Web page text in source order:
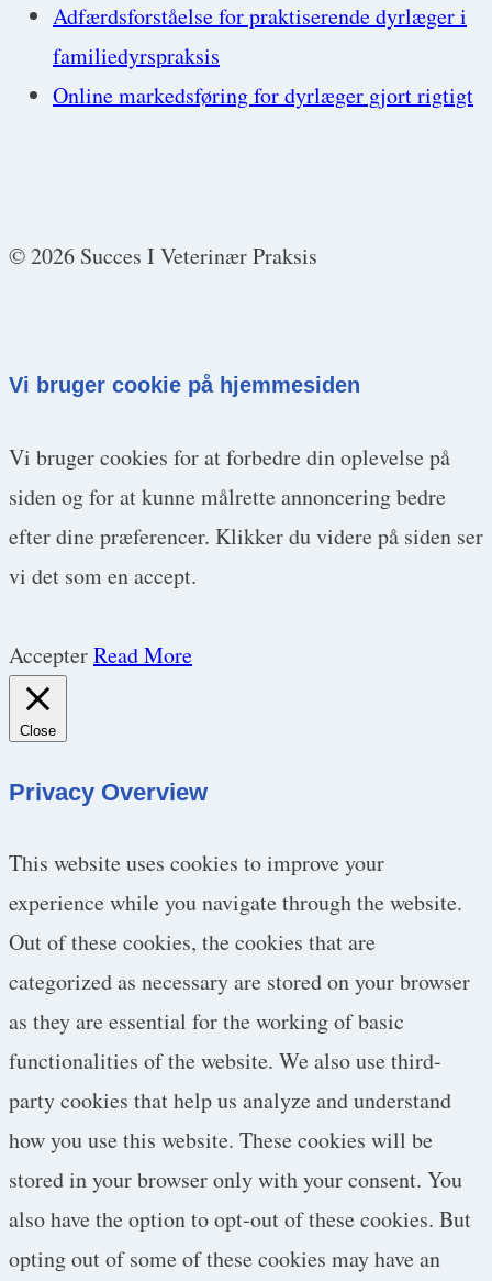
Adfærdsforståelse for praktiserende dyrlæger i
familiedyrspraksis
Online markedsføring for dyrlæger gjort rigtigt
© 2026 Succes I Veterinær Praksis
Vi bruger cookie på hjemmesiden
Vi bruger cookies for at forbedre din oplevelse på
siden og for at kunne målrette annoncering bedre
efter dine præferencer. Klikker du videre på siden ser
vi det som en accept.
AccepterRead More
Close
Privacy Overview
This website uses cookies to improve your
experience while you navigate through the website.
Out of these cookies, the cookies that are
categorized as necessary are stored on your browser
as they are essential for the working of basic
functionalities of the website. We also use third-
party cookies that help us analyze and understand
how you use this website. These cookies will be
stored in your browser only with your consent. You
also have the option to opt-out of these cookies. But
opting out of some of these cookies may have an